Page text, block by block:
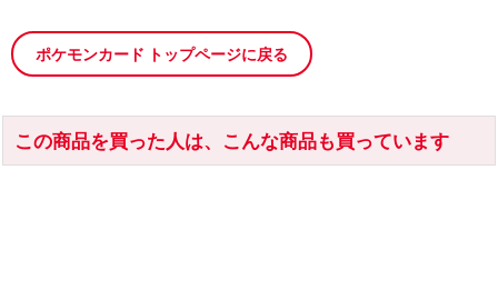
ポケモンカード トップページに戻る
この商品を買った人は、こんな商品も買っています